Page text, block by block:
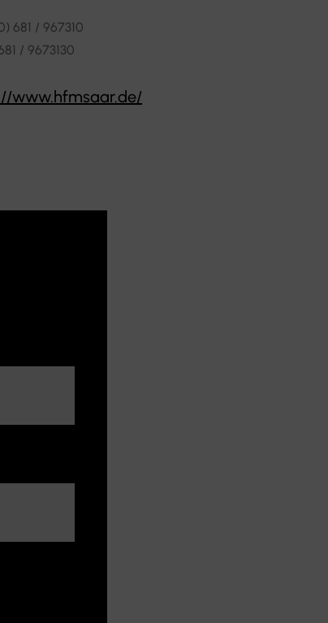
681 / 967310
/ 9673130
www.hfmsaar.de/